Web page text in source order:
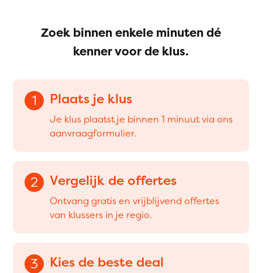
Zoek binnen enkele minuten dé
kenner voor de klus.
1 Plaats je klus
Je klus plaatst je binnen 1 minuut via ons
aanvraagformulier.
2 Vergelijk de offertes
Ontvang gratis en vrijblijvend offertes
van klussers in je regio.
3 Kies de beste deal